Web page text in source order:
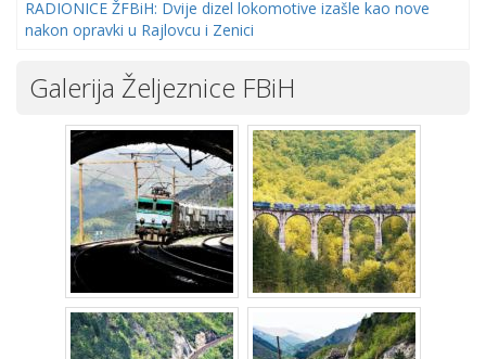
RADIONICE ŽFBiH: Dvije dizel lokomotive izašle kao nove
nakon opravki u Rajlovcu i Zenici
Galerija Željeznice FBiH